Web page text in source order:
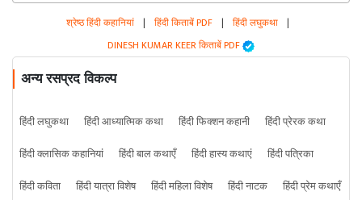
श्रेष्ठ हिंदी कहानियां | हिंदी किताबें PDF | हिंदी लघुकथा |
DINESH KUMAR KEER किताबें PDF
अन्य रसप्रद विकल्प
हिंदी लघुकथा हिंदी आध्यात्मिक कथा हिंदी फिक्शन कहानी
हिंदी प्रेरक कथा
हिंदी क्लासिक कहानियां
हिंदी बाल कथाएँ हिंदी हास्य कथाएं
हिंदी पत्रिका
हिंदी कविता
हिंदी यात्रा विशेष हिंदी महिला विशेष हिंदी नाटक हिंदी प्रेम कथाएँ